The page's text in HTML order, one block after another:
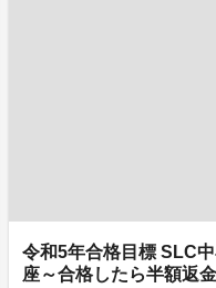
令和5年合格目標 SLC
座～合格したら半額返